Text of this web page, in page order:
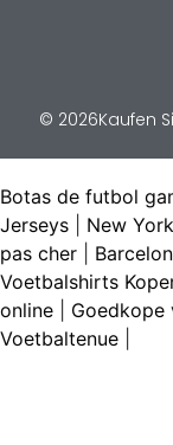
© 2026Kaufen
Botas de futbol
Jerseys
New
pas cher
Voetbalshirts
online
Goedkope
Voetbaltenue